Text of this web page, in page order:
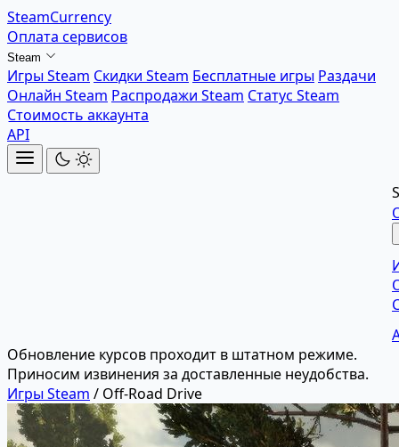
SteamCurrency
Оплата сервисов
Steam
Игры Steam Скидки Steam Бесплатные игры Раздачи
Онлайн Steam Распродажи Steam Статус Steam
Стоимость аккаунта
API
Обновление курсов проходит в штатном режиме.
Приносим извинения за доставленные неудобства.
Игры Steam / Off-Road Drive